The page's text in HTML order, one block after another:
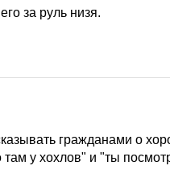
за руль низя.
гражданами о
у хохлов" и "ты